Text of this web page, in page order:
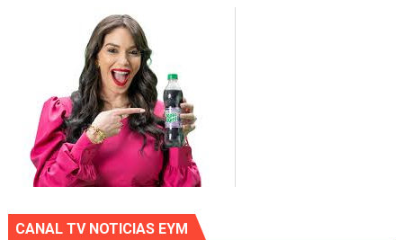
CANAL TV NOTICIAS EYM